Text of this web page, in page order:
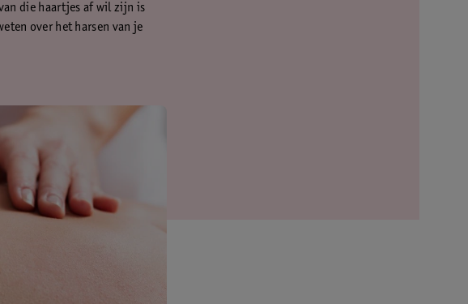
die haartjes af wil zijn is
over het harsen van je